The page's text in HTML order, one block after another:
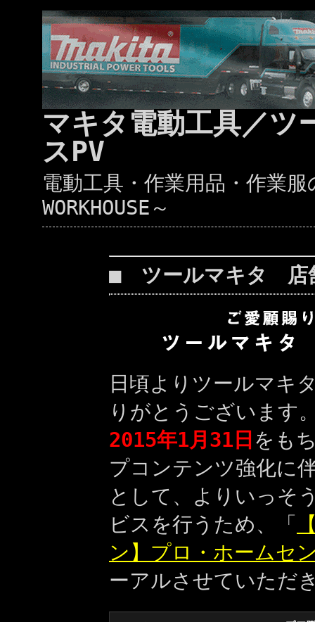
マキタ電動工具／
スPV
電動工具・作業用品・作
WORKHOUSE～
■ ツールマキタ 店
日頃よりツールマキ
りがとうございます
2015年1月31日 をも
プコンテンツ強化に
として、よりいっそ
ビスを行うため、「
ン】プロ・ホームセ
ーアルさせていただ